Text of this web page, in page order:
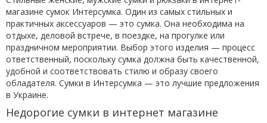
магазине сумок Интерсумка. Один из самых стильных и
практичных аксессуаров — это сумка. Она необходима на
отдыхе, деловой встрече, в поездке, на прогулке или
праздничном мероприятии. Выбор этого изделия — процесс
ответственный, поскольку сумка должна быть качественной,
удобной и соответствовать стилю и образу своего
обладателя. Сумки в Интерсумка — это лучшие предложения
в Украине.
Недорогие сумки в интернет магазине